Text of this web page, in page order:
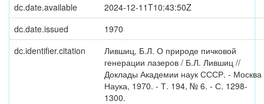
dc.date.available
2024-12-11T10:43:50Z
dc.date.issued
1970
dc.identifier.citation
Лившиц, Б.Л. О природе пичковой
генерации лазеров / Б.Л. Лившиц //
Доклады Академии наук СССР. - Москва
Наука, 1970. - Т. 194, № 6. - С. 1298-
1300.